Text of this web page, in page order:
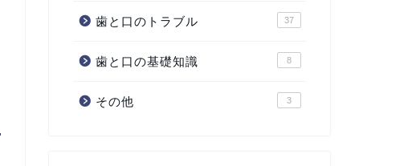
歯と口のトラブル 37
歯と口の基礎知識 8
その他 3